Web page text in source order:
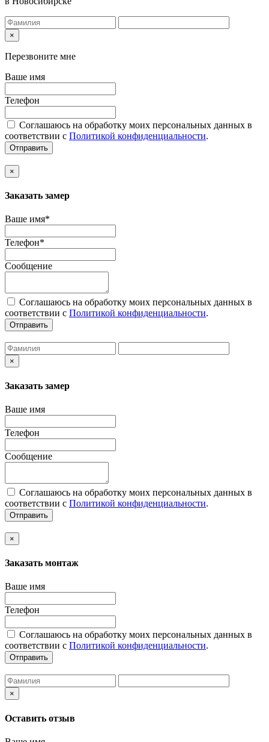
×
Перезвоните мне
Ваше имя
Телефон
Соглашаюсь на обработку моих персональных данных в
соответствии с Политикой конфиденциальности.
Отправить
×
Заказать замер
Ваше имя*
Телефон*
Сообщение
Соглашаюсь на обработку моих персональных данных в
соответствии с Политикой конфиденциальности.
Отправить
×
Заказать замер
Ваше имя
Телефон
Сообщение
Соглашаюсь на обработку моих персональных данных в
соответствии с Политикой конфиденциальности.
Отправить
×
Заказать монтаж
Ваше имя
Телефон
Соглашаюсь на обработку моих персональных данных в
соответствии с Политикой конфиденциальности.
Отправить
×
Оставить отзыв